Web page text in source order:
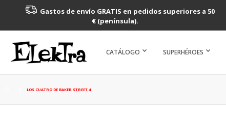
Gastos de envío GRATIS en pedidos superiores a 50
€ (península).
CATÁLOGO SUPERHÉROES
LOS CUATRO DE BAKER STREET 4